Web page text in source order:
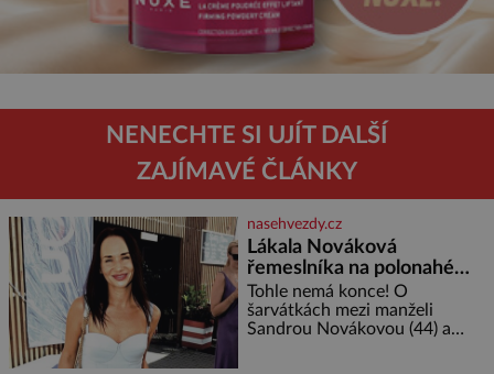
NENECHTE SI UJÍT DALŠÍ
ZAJÍMAVÉ ČLÁNKY
nasehvezdy.cz
Lákala Nováková
řemeslníka na polonahé
tělo!
Tohle nemá konce! O
šarvátkách mezi manželi
Sandrou Novákovou (44) a